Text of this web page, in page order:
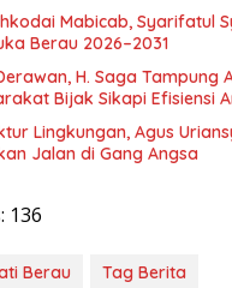
Mabicab, Syarifatul
Berau 2026–2031
H. Saga Tampung
Bijak Sikapi Efisiensi
Lingkungan, Agus
Jalan di Gang Angsa
136
Berau Tag Berita